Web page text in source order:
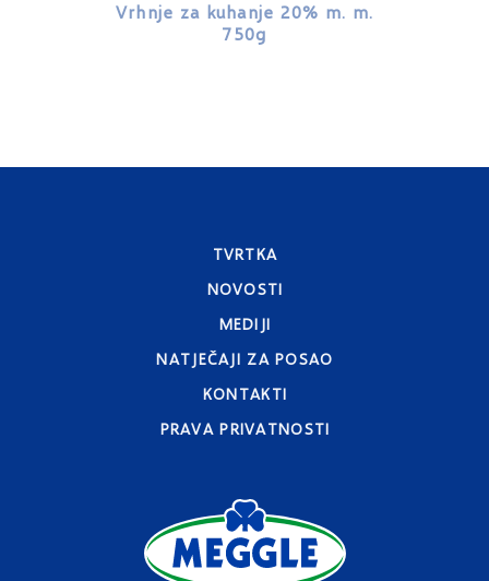
Vrhnje za kuhanje 20% m. m.
750g
TVRTKA
NOVOSTI
MEDIJI
NATJEČAJI ZA POSAO
KONTAKTI
PRAVA PRIVATNOSTI